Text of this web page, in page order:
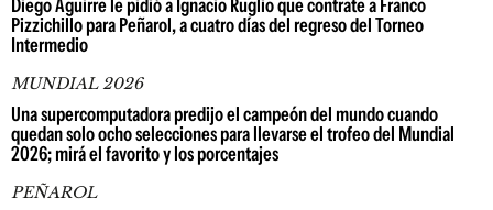
Diego Aguirre le pidió a Ignacio Ruglio que contrate a Franco
Pizzichillo para Peñarol, a cuatro días del regreso del Torneo
Intermedio
MUNDIAL 2026
Una supercomputadora predijo el campeón del mundo cuando
quedan solo ocho selecciones para llevarse el trofeo del Mundial
2026; mirá el favorito y los porcentajes
PEÑAROL